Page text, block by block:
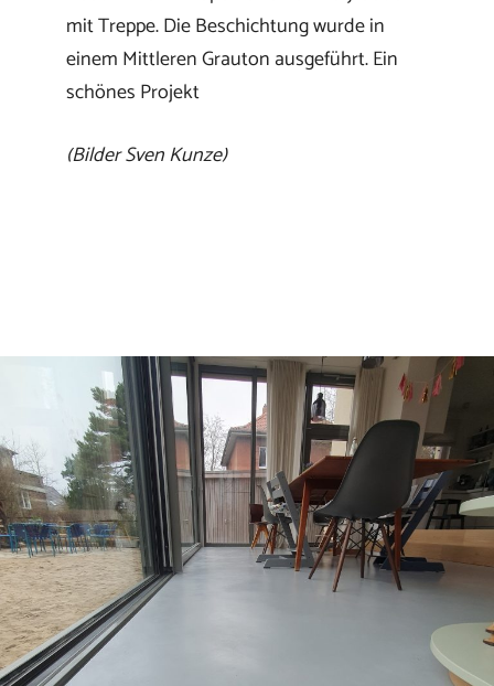
mit Treppe. Die Beschichtung wurde in
einem Mittleren Grauton ausgeführt. Ein
schönes Projekt
(Bilder Sven Kunze)